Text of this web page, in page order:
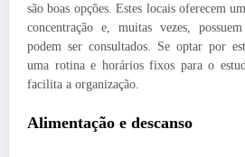
são boas opções. Estes locais oferecem
concentração e, muitas vezes,
podem ser consultados. Se optar por
uma rotina e horários fixos para o
facilita a organização.
Alimentação e descanso